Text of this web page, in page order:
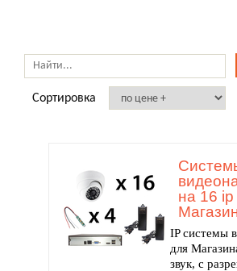
Сортировка
на 16
IP системы
для
звук, с